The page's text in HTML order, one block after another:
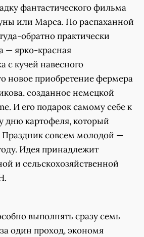
фантастического фильма
или Марса. По распаханной
обратно практически
— ярко-красная
с кучей навесного
новое приобретение фермера
созданное немецкой
И его подарок самому себе к
картофеля, который
Праздник совсем молодой —
Идея принадлежит
и сельскохозяйственной
выполнять сразу семь
один проход, экономя